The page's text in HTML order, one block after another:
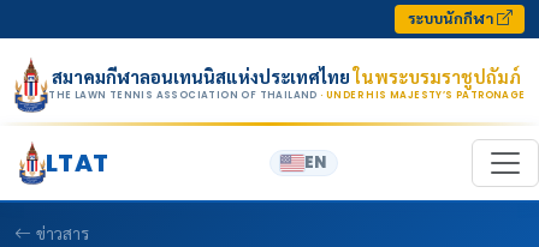
ระบบนักกีฬา
สมาคมกีฬาลอนเทนนิสแห่งประเทศไทยในพระบรมราชูปถัมภ์
THE LAWN TENNIS ASSOCIATION OF THAILAND · UNDER HIS MAJESTY’S PATRONAGE
LTAT EN
ข่าวสาร